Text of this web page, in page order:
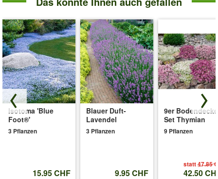
Isotoma 'Blue
Foot®'
3 Pflanzen
15.95 CHF
Blauer Duft-
Lavendel
3 Pflanzen
9.95 CHF
9er
Set Thymian
9 Pflanzen
statt47.85
42.50